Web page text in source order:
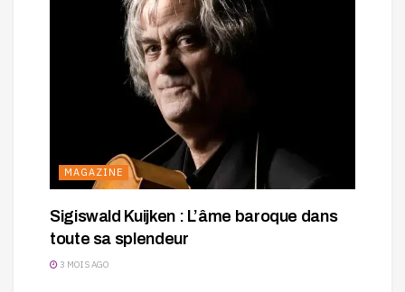
MAGAZINE
Sigiswald Kuijken : L’âme baroque dans
toute sa splendeur
3 MOIS AGO